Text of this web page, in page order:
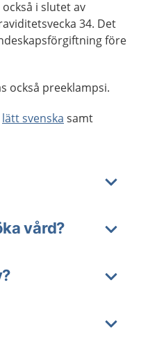
i slutet av
34. Det
före
också preeklampsi.
lätt svenska samt
vård?